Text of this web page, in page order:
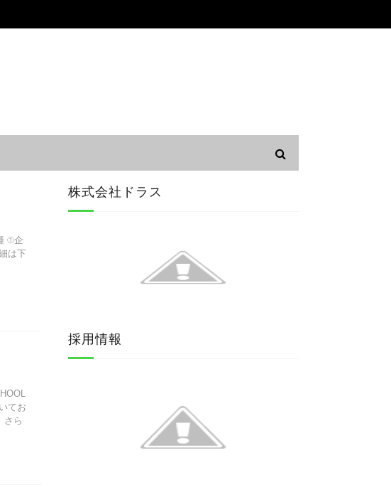
①企
は下
てお
さら
株式会社ドラス
採用情報